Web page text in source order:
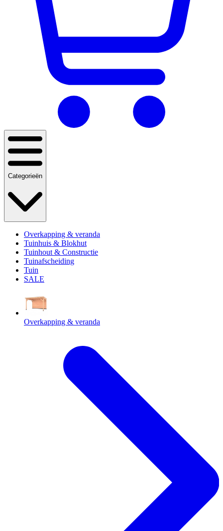
Categorieën
Overkapping & veranda
Tuinhuis & Blokhut
Tuinhout & Constructie
Tuinafscheiding
Tuin
SALE
Overkapping & veranda